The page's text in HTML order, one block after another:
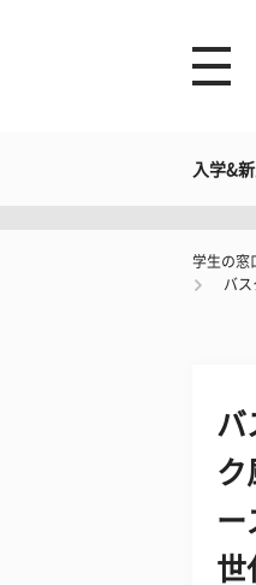
入学&
学生の窓
バ
バ
ク
ー
世